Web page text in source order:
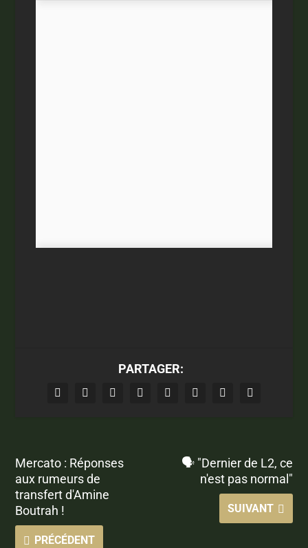
PARTAGER:
Mercato : Réponses
aux rumeurs de
transfert d'Amine
Boutrah !
PRÉCÉDENT
🗣 "Dernier de L2, ce
n'est pas normal"
SUIVANT